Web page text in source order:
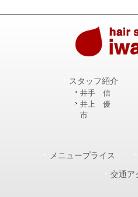
スタッフ紹介
井手 信
井上 優
市
メニュープライス
交通ア